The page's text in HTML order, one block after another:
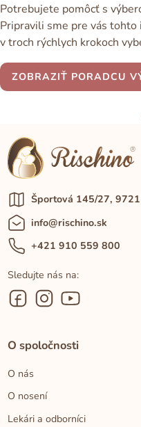
Potrebujete pomôcť s
Pripravili sme pre vás
v troch rýchlych krokoch
ZOBRAZIŤ PORADCU
Športová 145/27,
info@rischino.sk
+421 910 559 800
Sledujte nás na:
O spoločnosti
O nás
O nosení
Lekári a odborníci